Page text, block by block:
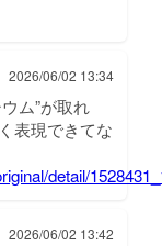
2026/06/02 13:34
ム”が取れ
表現できてな
detail/
2026/06/02 13:42